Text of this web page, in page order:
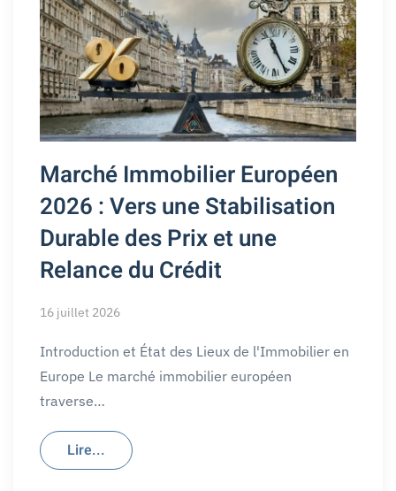
Marché Immobilier Européen
2026 : Vers une Stabilisation
Durable des Prix et une
Relance du Crédit
16 juillet 2026
Introduction et État des Lieux de l'Immobilier en
Europe Le marché immobilier européen
traverse…
Lire...